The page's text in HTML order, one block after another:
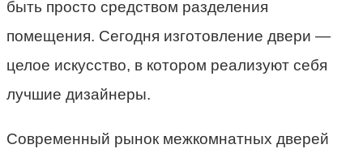
быть просто средством разделения
помещения. Сегодня изготовление двери —
целое искусство, в котором реализуют себя
лучшие дизайнеры.
Современный рынок межкомнатных дверей